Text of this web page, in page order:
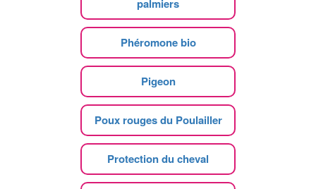
palmiers
Phéromone bio
Pigeon
Poux rouges du Poulailler
Protection du cheval